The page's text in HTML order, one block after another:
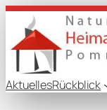
Zum
Inhalt
springen
AktuellesRückblick